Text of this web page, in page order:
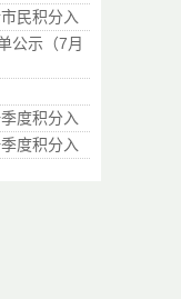
民积分入
公示（7月
度积分入
度积分入